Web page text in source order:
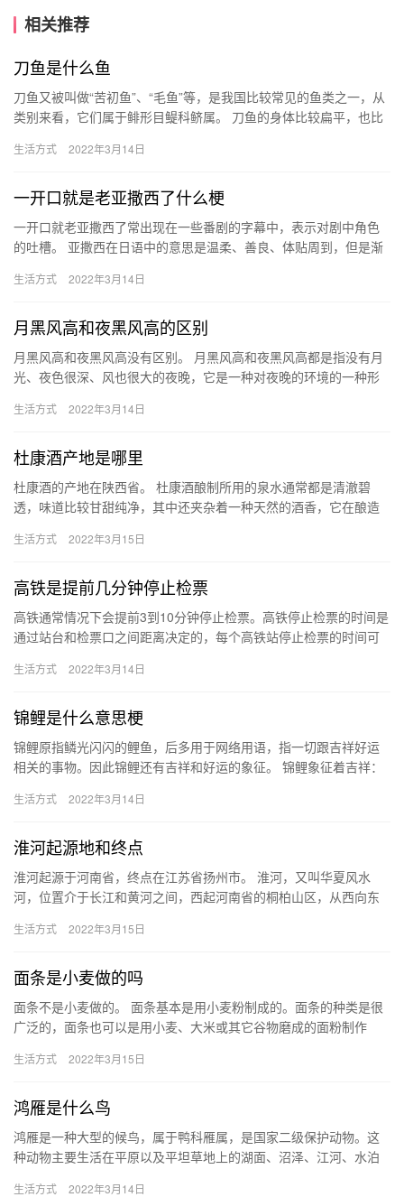
相关推荐
刀鱼是什么鱼
刀鱼又被叫做“苦初鱼”、“毛鱼”等，是我国比较常见的鱼类之一，从
类别来看，它们属于鲱形目鳀科鲚属。 刀鱼的身体比较扁平，也比
生活方式 2022年3月14日
一开口就是老亚撒西了什么梗
一开口就老亚撒西了常出现在一些番剧的字幕中，表示对剧中角色
的吐槽。 亚撒西在日语中的意思是温柔、善良、体贴周到，但是渐
人们…
生活方式 2022年3月14日
月黑风高和夜黑风高的区别
月黑风高和夜黑风高没有区别。 月黑风高和夜黑风高都是指没有月
光、夜色很深、风也很大的夜晚，它是一种对夜晚的环境的一种形
令，…
生活方式 2022年3月14日
杜康酒产地是哪里
杜康酒的产地在陕西省。 杜康酒酿制所用的泉水通常都是清澈碧
透，味道比较甘甜纯净，其中还夹杂着一种天然的酒香，它在酿造
取糯高…
生活方式 2022年3月15日
高铁是提前几分钟停止检票
高铁通常情况下会提前3到10分钟停止检票。高铁停止检票的时间是
通过站台和检票口之间距离决定的，每个高铁站停止检票的时间可
生活方式 2022年3月14日
锦鲤是什么意思梗
锦鲤原指鳞光闪闪的鲤鱼，后多用于网络用语，指一切跟吉祥好运
相关的事物。因此锦鲤还有吉祥和好运的象征。 锦鲤象征着吉祥：
时候…
生活方式 2022年3月14日
淮河起源地和终点
淮河起源于河南省，终点在江苏省扬州市。 淮河，又叫华夏风水
河，位置介于长江和黄河之间，西起河南省的桐柏山区，从西向东
营汇入…
生活方式 2022年3月15日
面条是小麦做的吗
面条不是小麦做的。 面条基本是用小麦粉制成的。面条的种类是很
广泛的，面条也可以是用小麦、大米或其它谷物磨成的面粉制作
压，或者…
生活方式 2022年3月15日
鸿雁是什么鸟
鸿雁是一种大型的候鸟，属于鸭科雁属，是国家二级保护动物。这
种动物主要生活在平原以及平坦草地上的湖面、沼泽、江河、水泊
生活方式 2022年3月14日